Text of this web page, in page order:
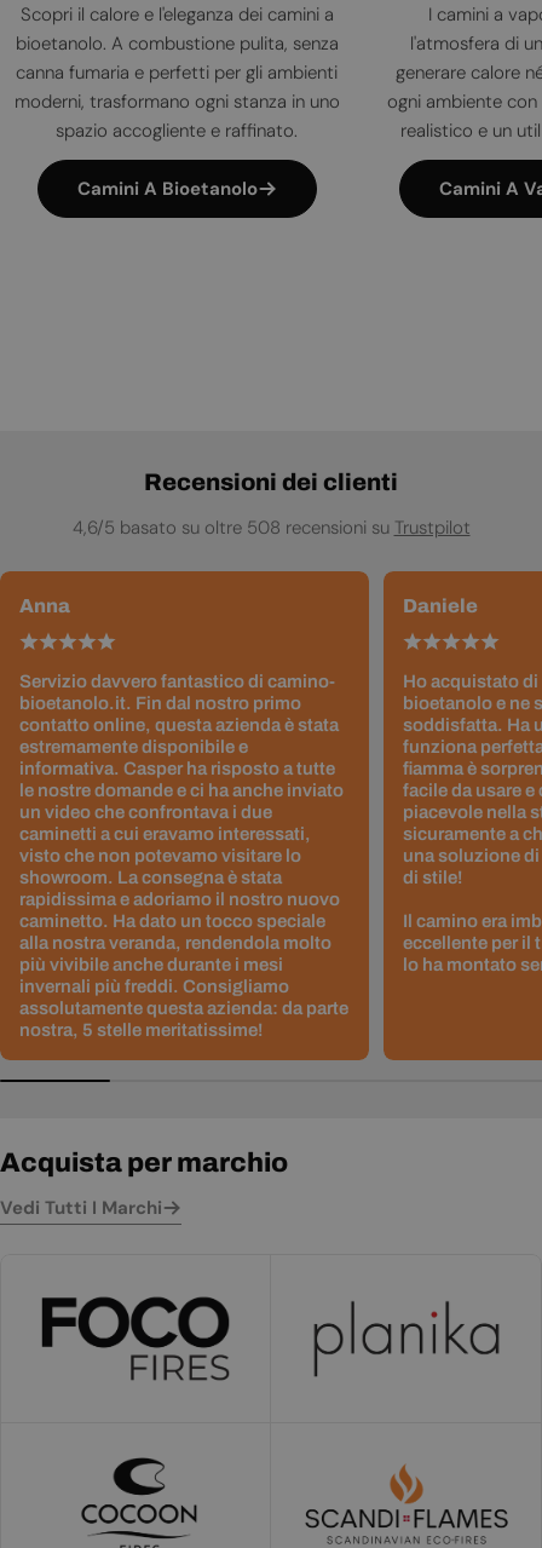
Scopri il calore e l'eleganza dei camini a
bioetanolo. A combustione pulita, senza
canna fumaria e perfetti per gli ambienti
moderni, trasformano ogni stanza in uno
spazio accogliente e raffinato.
Camini A Bioetanolo
I camini a
l'atmosfera di
generare calore
ogni ambiente
realistico e un
Camini A
Recensioni dei clienti
4,6/5 basato su oltre 508 recensioni su Trustpilot
Anna
Servizio davvero fantastico di camino-
bioetanolo.it. Fin dal nostro primo
contatto online, questa azienda è stata
estremamente disponibile e
informativa. Casper ha risposto a tutte
le nostre domande e ci ha anche inviato
un video che confrontava i due
caminetti a cui eravamo interessati,
visto che non potevamo visitare lo
showroom. La consegna è stata
rapidissima e adoriamo il nostro nuovo
caminetto. Ha dato un tocco speciale
alla nostra veranda, rendendola molto
più vivibile anche durante i mesi
invernali più freddi. Consigliamo
assolutamente questa azienda: da parte
nostra, 5 stelle meritatissime!
Daniele
Ho acquistato di
bioetanolo e ne
soddisfatta. Ha
funziona
fiamma è
facile da usare e
piacevole nella
sicuramente a
una soluzione
di stile!
Il camino era
eccellente per il
lo ha montato
Acquista per marchio
Vedi Tutti I Marchi